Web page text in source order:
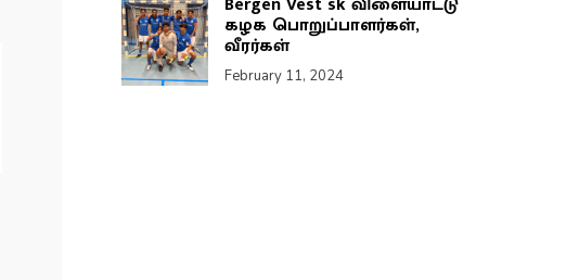
கழக பொறுப்பாளர்கள்,
வீரர்கள்
February 11, 2024